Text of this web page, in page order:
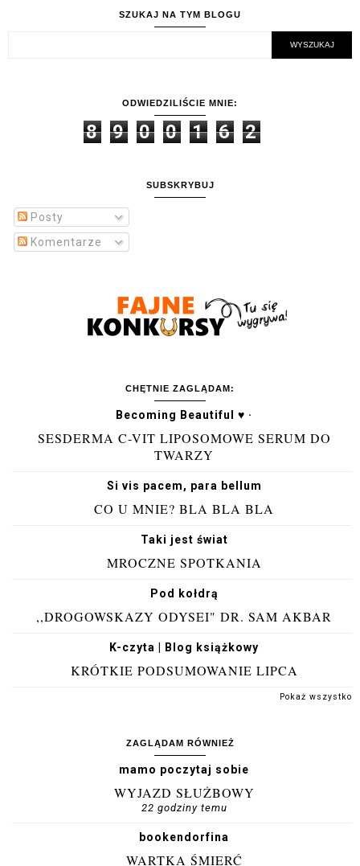
SZUKAJ NA TYM BLOGU
ODWIEDZILIŚCIE MNIE:
8 9 0 0 1 6 2
SUBSKRYBUJ
Posty
Komentarze
CHĘTNIE ZAGLĄDAM:
Becoming Beautiful ♥ ·
SESDERMA C-VIT LIPOSOMOWE SERUM DO
TWARZY
Si vis pacem, para bellum
CO U MNIE? BLA BLA BLA
Taki jest świat
MROCZNE SPOTKANIA
Pod kołdrą
,,DROGOWSKAZY ODYSEI" DR. SAM AKBAR
K-czyta | Blog książkowy
KRÓTKIE PODSUMOWANIE LIPCA
Pokaż wszystko
ZAGLĄDAM RÓWNIEŻ
mamo poczytaj sobie
WYJAZD SŁUŻBOWY
22 godziny temu
bookendorfina
WARTKA ŚMIERĆ